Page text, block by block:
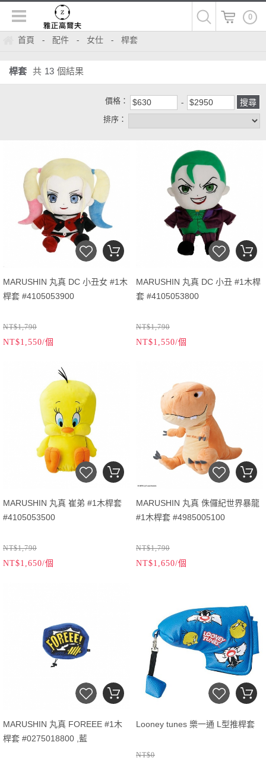
0
首頁 - 配件 - 女仕 - 桿套
桿套 共 13 個結果
價格：
排序：
MARUSHIN 丸真 DC 小丑女 #1木
桿套 #4105053900
NT$1,790
NT$1,550/個
MARUSHIN 丸真 DC 小丑 #1木桿
套 #4105053800
NT$1,790
NT$1,550/個
MARUSHIN 丸真 崔弟 #1木桿套
#4105053500
NT$1,790
NT$1,650/個
MARUSHIN 丸真 侏儸紀世界暴龍
#1木桿套 #4985005100
NT$1,790
NT$1,650/個
MARUSHIN 丸真 FOREEE #1木
桿套 #0275018800 ,藍
Looney tunes 樂一通 L型推桿套
NT$0